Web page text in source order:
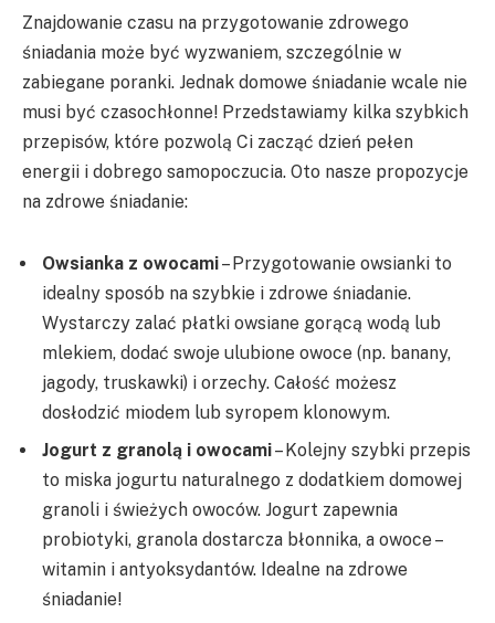
Znajdowanie czasu na przygotowanie zdrowego
śniadania może być wyzwaniem, szczególnie w
zabiegane poranki. Jednak domowe śniadanie wcale nie
musi być czasochłonne! Przedstawiamy kilka szybkich
przepisów, które pozwolą Ci zacząć dzień pełen
energii i dobrego samopoczucia. Oto nasze propozycje
na zdrowe śniadanie:
Owsianka z owocami– Przygotowanie owsianki to
idealny sposób na szybkie i zdrowe śniadanie.
Wystarczy zalać płatki owsiane gorącą wodą lub
mlekiem, dodać swoje ulubione owoce (np. banany,
jagody, truskawki) i orzechy. Całość możesz
dosłodzić miodem lub syropem klonowym.
Jogurt z granolą i owocami– Kolejny szybki przepis
to miska jogurtu naturalnego z dodatkiem domowej
granoli i świeżych owoców. Jogurt zapewnia
probiotyki, granola dostarcza błonnika, a owoce –
witamin i antyoksydantów. Idealne na zdrowe
śniadanie!